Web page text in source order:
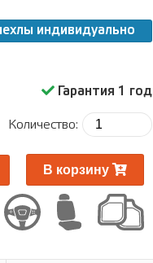
индивидуально
Гарантия 1 год
Количество:
В корзину